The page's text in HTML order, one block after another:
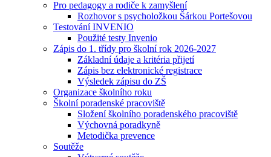
Pro pedagogy a rodiče k zamyšlení
Rozhovor s psycholožkou Šárkou Portešovou
Testování INVENIO
Použité testy Invenio
Zápis do 1. třídy pro školní rok 2026-2027
Základní údaje a kritéria přijetí
Zápis bez elektronické registrace
Výsledek zápisu do ZŠ
Organizace školního roku
Školní poradenské pracoviště
Složení školního poradenského pracoviště
Výchovná poradkyně
Metodička prevence
Soutěže